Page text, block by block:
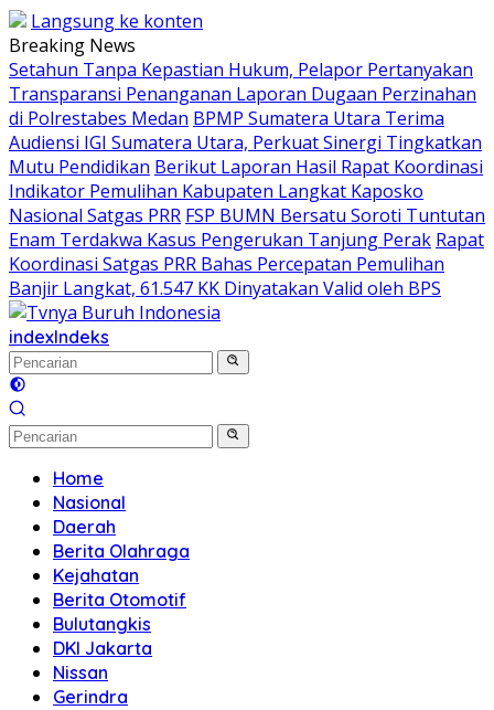
Langsung ke konten
Breaking News
Setahun Tanpa Kepastian Hukum, Pelapor Pertanyakan
Transparansi Penanganan Laporan Dugaan Perzinahan
di Polrestabes Medan BPMP Sumatera Utara Terima
Audiensi IGI Sumatera Utara, Perkuat Sinergi Tingkatkan
Mutu Pendidikan Berikut Laporan Hasil Rapat Koordinasi
Indikator Pemulihan Kabupaten Langkat Kaposko
Nasional Satgas PRR FSP BUMN Bersatu Soroti Tuntutan
Enam Terdakwa Kasus Pengerukan Tanjung Perak Rapat
Koordinasi Satgas PRR Bahas Percepatan Pemulihan
Banjir Langkat, 61.547 KK Dinyatakan Valid oleh BPS
indexIndeks
Home
Nasional
Daerah
Berita Olahraga
Kejahatan
Berita Otomotif
Bulutangkis
DKI Jakarta
Nissan
Gerindra